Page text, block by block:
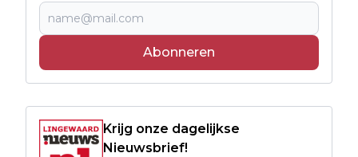
Abonneren
Krijg onze dagelijkse
Nieuwsbrief!